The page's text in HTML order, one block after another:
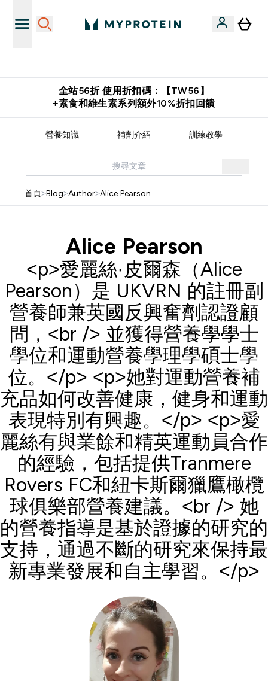
全站56折 使用折扣碼：【TW56】
+素食和維生素系列額外10%折扣回饋
營養知識 補劑介紹 訓練教學
首頁>Blog>Author>Alice Pearson
Alice Pearson
<p>愛麗絲·皮爾森（Alice
Pearson）是 UKVRN 的註冊副
營養師兼英國反興奮劑認證顧
問，<br /> 並獲得營養學學士
學位和運動營養學理學碩士學
位。</p> <p>她對運動營養補
充品如何改善健康，健身和運動
表現特別有興趣。</p> <p>愛
麗絲有與業餘和精英運動員合作
的經驗，包括提供Tranmere
Rovers FC和紐卡斯爾獵鷹橄欖
球俱樂部營養建議。<br /> 她
的營養指導是基於證據的研究的
支持，通過不斷的研究來保持最
新專業發展和自主學習。</p>